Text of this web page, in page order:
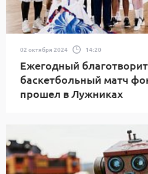
02 октября 2024 14:20
Ежегодный
баскетбольный матч
прошел в Лужниках